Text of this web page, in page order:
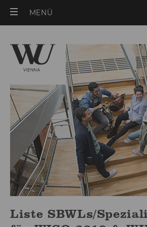
MENÜ
Liste SBWLs/